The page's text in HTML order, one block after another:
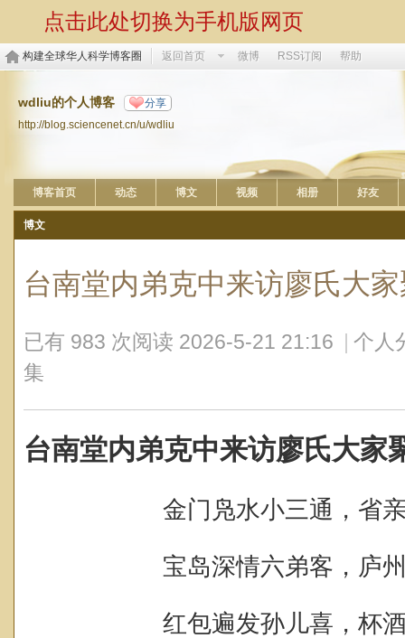
点击此处切换为手机版网页
构建全球华人科学博客圈 返回首页 微博 RSS订阅 帮助
wdliu的个人博客 分享
http://blog.sciencenet.cn/u/wdliu
博客首页 动态 博文 视频 相册 好友
博文
台南堂内弟克中来访廖氏大
已有 983 次阅读 2026-5-21 21:16
个人
集
台南堂内弟克中来访廖氏大家
金门凫水小三通， 省
宝岛深情六弟客， 庐
红包遍发孙儿喜， 杯